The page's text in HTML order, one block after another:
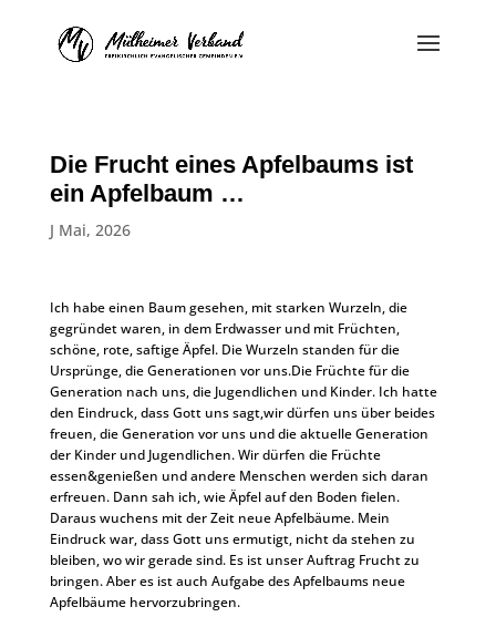
Die Frucht eines Apfelbaums ist
ein Apfelbaum …
J Mai, 2026
Ich habe einen Baum gesehen, mit starken Wurzeln, die
gegründet waren, in dem Erdwasser und mit Früchten,
schöne, rote, saftige Äpfel. Die Wurzeln standen für die
Ursprünge, die Generationen vor uns.Die Früchte für die
Generation nach uns, die Jugendlichen und Kinder. Ich hatte
den Eindruck, dass Gott uns sagt,wir dürfen uns über beides
freuen, die Generation vor uns und die aktuelle Generation
der Kinder und Jugendlichen. Wir dürfen die Früchte
essen&genießen und andere Menschen werden sich daran
erfreuen. Dann sah ich, wie Äpfel auf den Boden fielen.
Daraus wuchens mit der Zeit neue Apfelbäume. Mein
Eindruck war, dass Gott uns ermutigt, nicht da stehen zu
bleiben, wo wir gerade sind. Es ist unser Auftrag Frucht zu
bringen. Aber es ist auch Aufgabe des Apfelbaums neue
Apfelbäume hervorzubringen.